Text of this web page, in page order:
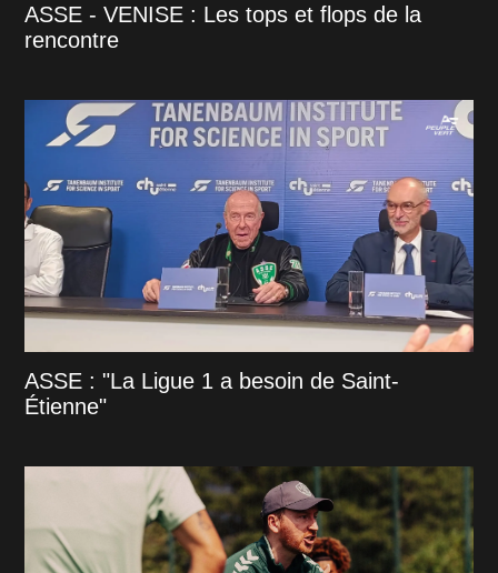
ASSE - VENISE : Les tops et flops de la
rencontre
ASSE : "La Ligue 1 a besoin de Saint-
Étienne"